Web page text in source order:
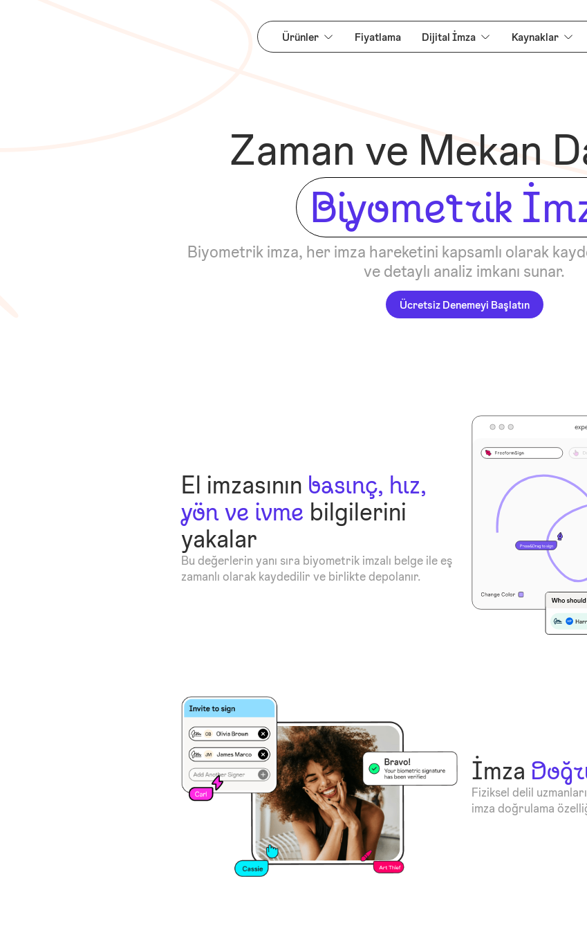
Ürünler Fiyatlama Dijital İmza Kaynaklar
Zaman ve Mekan
Biyometrik
Biyometrik imza, her imza hareketini kapsamlı olarak
ve detaylı analiz imkanı sunar.
Ücretsiz Denemeyi Başlatın
El imzasının basınç, hız,
yön ve ivme bilgilerini
yakalar
Bu değerlerin yanı sıra biyometrik imzalı belge ile eş
zamanlı olarak kaydedilir ve birlikte depolanır.
İmza
Fiziksel delil
imza doğrulama